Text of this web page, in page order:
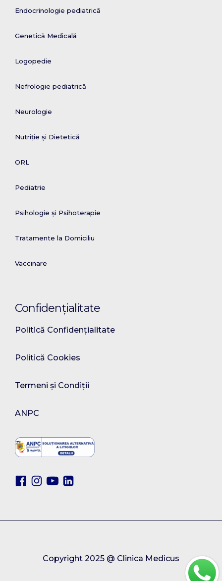
Endocrinologie pediatrică
Genetică Medicală
Logopedie
Nefrologie pediatrică
Neurologie
Nutriție și Dietetică
ORL
Pediatrie
Psihologie și Psihoterapie
Tratamente la Domiciliu
Vaccinare
Confidențialitate
Politică Confidențialitate
Politică Cookies
Termeni și Condiții
ANPC
Copyright 2025 @ Clinica Medicus